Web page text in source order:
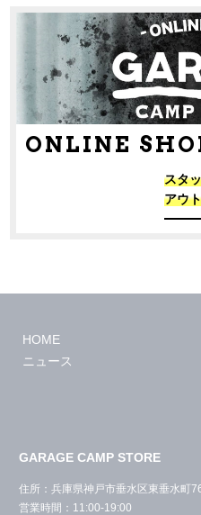
ONLINE
スタ
アウ
HOME
ニュース
GARAGE CAMP STORE
住所：兵庫県神戸市垂水区東垂水町
営業時間：11:00-19:00